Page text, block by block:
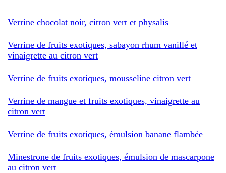
Verrine chocolat noir, citron vert et physalis
Verrine de fruits exotiques, sabayon rhum vanillé et
vinaigrette au citron vert
Verrine de fruits exotiques, mousseline citron vert
Verrine de mangue et fruits exotiques, vinaigrette au
citron vert
Verrine de fruits exotiques, émulsion banane flambée
Minestrone de fruits exotiques, émulsion de mascarpone
au citron vert